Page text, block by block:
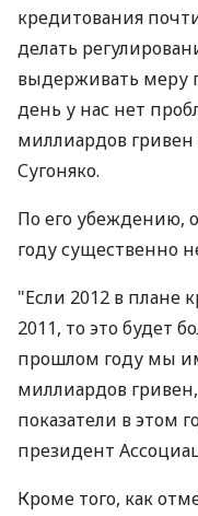
кредитования
делать
выдерживать меру
день у нас нет
миллиардов гривен
Сугоняко.
По его убеждению,
году существенно
"Если 2012 в плане
2011, то это будет
прошлом году мы
миллиардов
показатели в этом
президент
Кроме того, как